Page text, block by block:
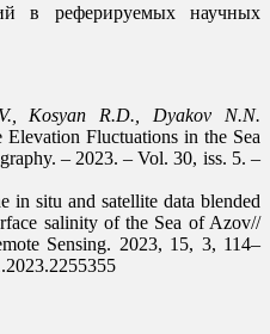
в реферируемых научных
Kosyan R.D., Dyakov N.N.
Fluctuations in the Sea
– 2023. – Vol. 30, iss. 5. –
in situ and satellite data blended
salinity of the Sea of Azov//
Sensing. 2023, 15, 3, 114–